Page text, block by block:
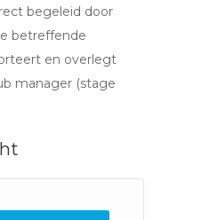
begeleid door
betreffende
en overlegt
manager (stage